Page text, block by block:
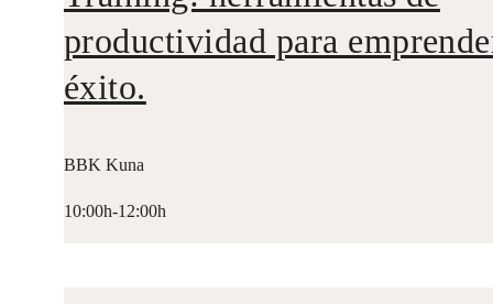
productividad para
éxito.
BBK Kuna
10:00h-12:00h